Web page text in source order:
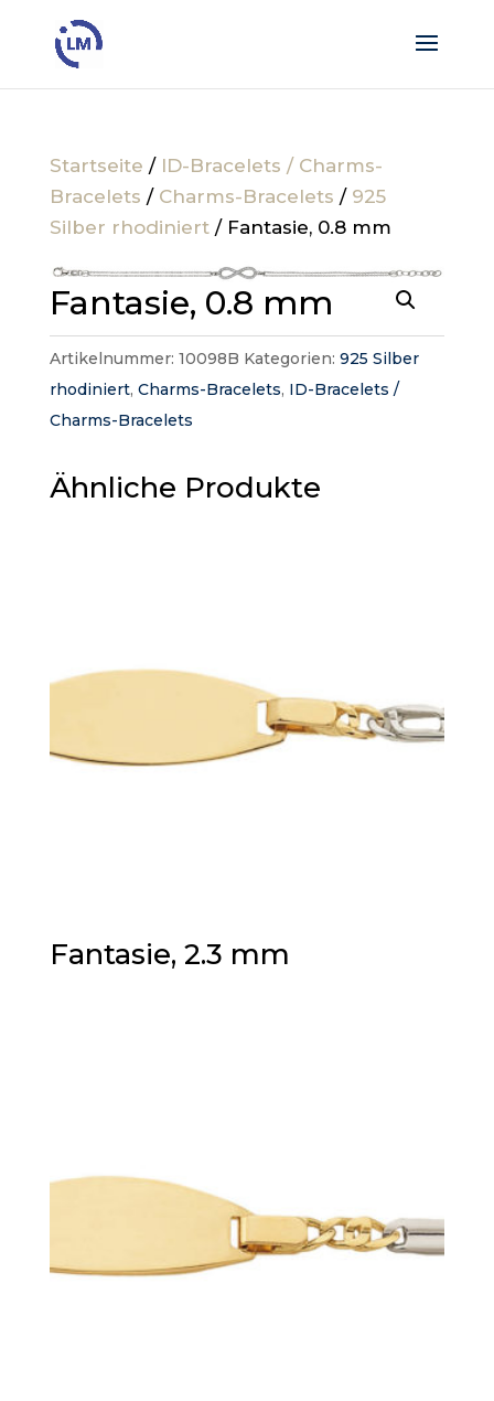
Startseite / ID-Bracelets / Charms-
Bracelets / Charms-Bracelets / 925
Silber rhodiniert/ Fantasie, 0.8 mm
Fantasie, 0.8 mm
Artikelnummer: 10098B Kategorien: 925 Silber
rhodiniert, Charms-Bracelets, ID-Bracelets /
Charms-Bracelets
Ähnliche Produkte
Fantasie, 2.3 mm